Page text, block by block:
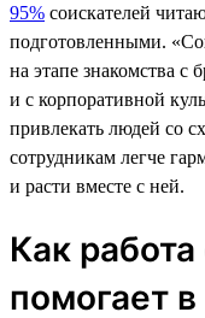
95% соискателей
подготовленными.
на этапе знакомства с
и с корпоративной
привлекать людей со
сотрудникам легче
и расти вместе с ней.
Как
помогает